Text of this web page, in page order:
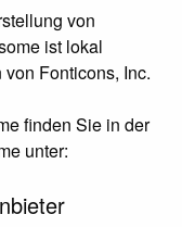
von
ist lokal
Fonticons, Inc.
finden Sie in der
unter: